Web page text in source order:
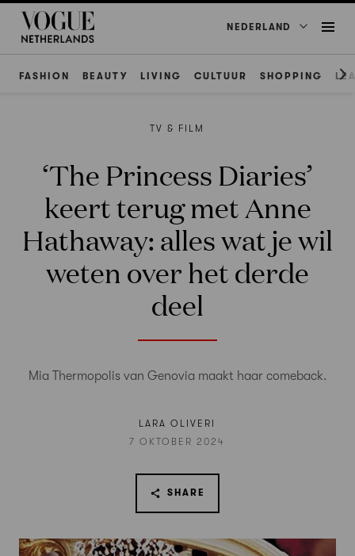
NEDERLAND
FASHION BEAUTY LIVING CULTUUR SHOPPING
TV & FILM
‘The Princess Diaries’
keert terug met Anne
Hathaway: alles wat je wil
weten over het derde
deel
Mia Thermopolis van Genovia maakt haar comeback.
LARA OLIVERI
7 OKTOBER 2024
SHARE